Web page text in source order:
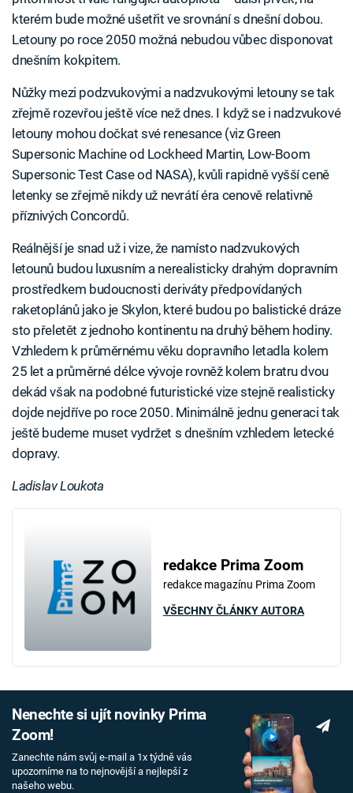
kterém bude možné ušetřit ve srovnání s dnešní dobou.
Letouny po roce 2050 možná nebudou vůbec disponovat
dnešním kokpitem.
Nůžky mezi podzvukovými a nadzvukovými letouny se tak
zřejmě rozevřou ještě více než dnes. I když se i nadzvukové
letouny mohou dočkat své renesance (viz Green
Supersonic Machine od Lockheed Martin, Low-Boom
Supersonic Test Case od NASA), kvůli rapidně vyšší ceně
letenky se zřejmě nikdy už nevrátí éra cenově relativně
příznivých Concordů.
Reálnější je snad už i vize, že namísto nadzvukových
letounů budou luxusním a nerealisticky drahým dopravním
prostředkem budoucnosti deriváty předpovídaných
raketoplánů jako je Skylon, které budou po balistické dráze
sto přeletět z jednoho kontinentu na druhý během hodiny.
Vzhledem k průměrnému věku dopravního letadla kolem
25 let a průměrné délce vývoje rovněž kolem bratru dvou
dekád však na podobné futuristické vize stejně realisticky
dojde nejdříve po roce 2050. Minimálně jednu generaci tak
ještě budeme muset vydržet s dnešním vzhledem letecké
dopravy.
Ladislav Loukota
redakce Prima Zoom
redakce magazínu Prima Zoom
VŠECHNY ČLÁNKY AUTORA
Nenechte si ujít novinky Prima
Zoom!
Zanechte nám svůj e-mail a 1x týdně vás
upozorníme na to nejnovější a nejlepší z
našeho webu.